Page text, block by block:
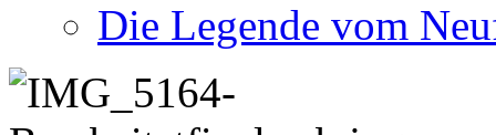
Die Legende vom